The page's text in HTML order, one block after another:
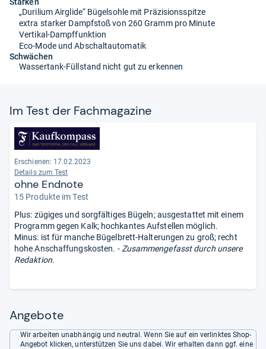
„Durilium Airglide“ Bügelsohle mit Präzisionsspitze
extra starker Dampfstoß von 260 Gramm pro Minute
Vertikal-Dampffunktion
Eco-Mode und Abschaltautomatik
Schwächen
Wassertank-Füllstand nicht gut zu erkennen
Im Test der Fach­ma­ga­zine
Erschienen: 17.02.2023
Details zum Test
ohne Endnote
15 Produkte im Test
Plus: zügiges und sorgfältiges Bügeln; ausgestattet mit einem
Programm gegen Kalk; hochkantes Aufstellen möglich.
Minus: ist für manche Bügelbrett-Halterungen zu groß; recht
hohe Anschaffungskosten. - Zusammengefasst durch unsere
Redaktion.
Angebote
Wir arbeiten unabhängig und neutral. Wenn Sie auf ein verlinktes Shop-
Angebot klicken, unterstützen Sie uns dabei. Wir erhalten dann ggf. eine